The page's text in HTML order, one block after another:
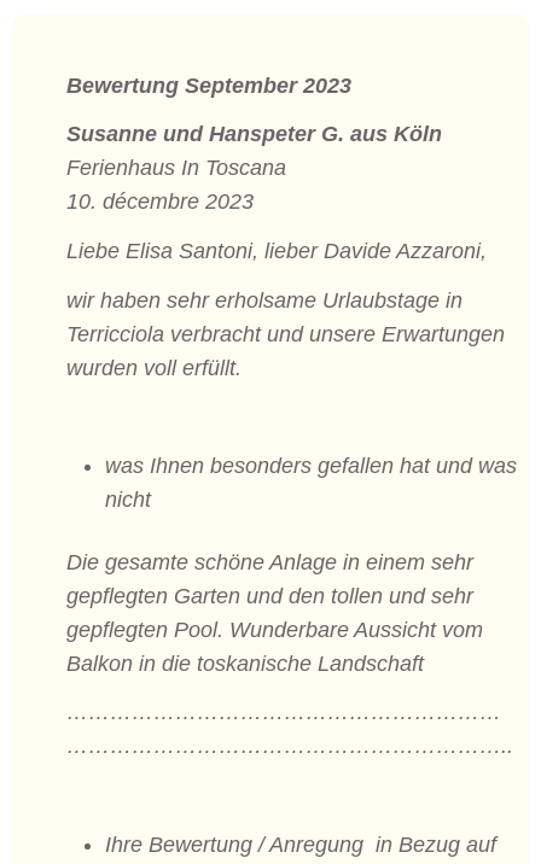
Bewertung September 2023
Susanne und Hanspeter G. aus Köln
Ferienhaus In Toscana
10. décembre 2023
Liebe Elisa Santoni, lieber Davide Azzaroni,
wir haben sehr erholsame Urlaubstage in
Terricciola verbracht und unsere Erwartungen
wurden voll erfüllt.
was Ihnen besonders gefallen hat und was
nicht
Die gesamte schöne Anlage in einem sehr
gepflegten Garten und den tollen und sehr
gepflegten Pool. Wunderbare Aussicht vom
Balkon in die toskanische Landschaft
……………………………………………………
……………………………………………………..
Ihre Bewertung / Anregung in Bezug auf